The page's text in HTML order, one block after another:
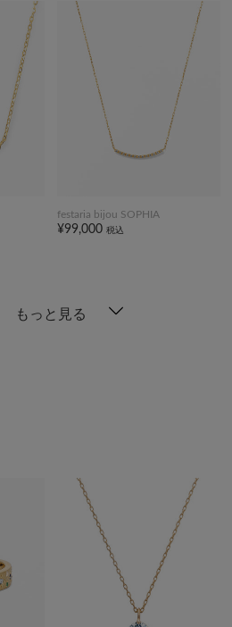
festaria bijou SOPHIA
¥99,000 税込
もっと見る